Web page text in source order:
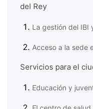
del Rey
La gestión del IBI
Acceso a la sede
Servicios para el
Educación y